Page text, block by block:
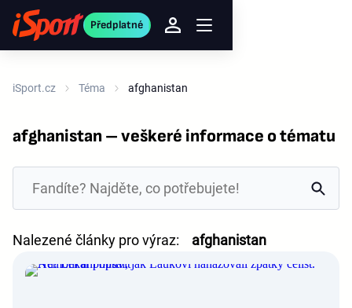
Předplatné
iSport.cz Téma afghanistan
afghanistan – veškeré informace o tématu
Nalezené články pro výraz: afghanistan